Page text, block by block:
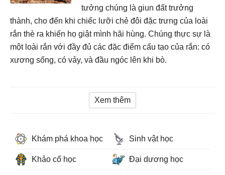
tưởng chúng là giun đất trưởng
thành, cho đến khi chiếc lưỡi chẻ đôi đặc trưng của loài
rắn thè ra khiến họ giật mình hãi hùng. Chúng thực sự là
một loài rắn với đầy đủ các đặc điểm cấu tạo của rắn: có
xương sống, có vảy, và đầu ngóc lên khi bò.
Xem thêm
Khám phá khoa học Sinh vật học
Khảo cổ học Đại dương học